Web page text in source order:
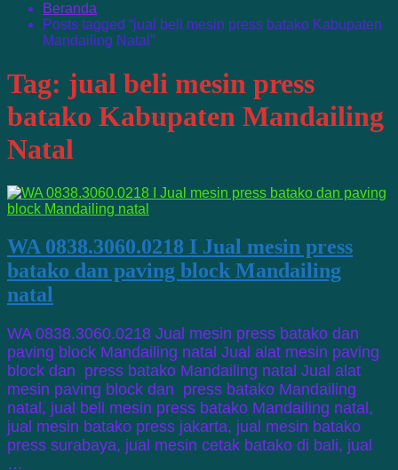
Beranda
Posts tagged “jual beli mesin press batako Kabupaten
Mandailing Natal”
Tag: jual beli mesin press
batako Kabupaten Mandailing
Natal
WA 0838.3060.0218 I Jual mesin press
batako dan paving block Mandailing
natal
WA 0838.3060.0218 Jual mesin press batako dan
paving block Mandailing natal Jual alat mesin paving
block dan press batako Mandailing natal Jual alat
mesin paving block dan press batako Mandailing
natal, jual beli mesin press batako Mandailing natal,
jual mesin batako press jakarta, jual mesin batako
press surabaya, jual mesin cetak batako di bali, jual
…